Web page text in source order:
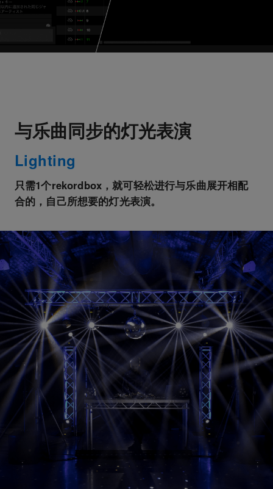
与乐曲同步的灯光表演
Lighting
只需1个rekordbox，就可轻松进行与乐曲展开相配
合的，自己所想要的灯光表演。